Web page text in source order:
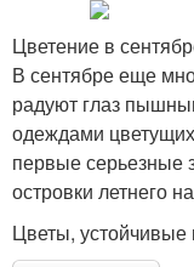
Цветение в
В сентябре еще
радуют глаз
одеждами
первые серьезные
островки летнего
Цветы,